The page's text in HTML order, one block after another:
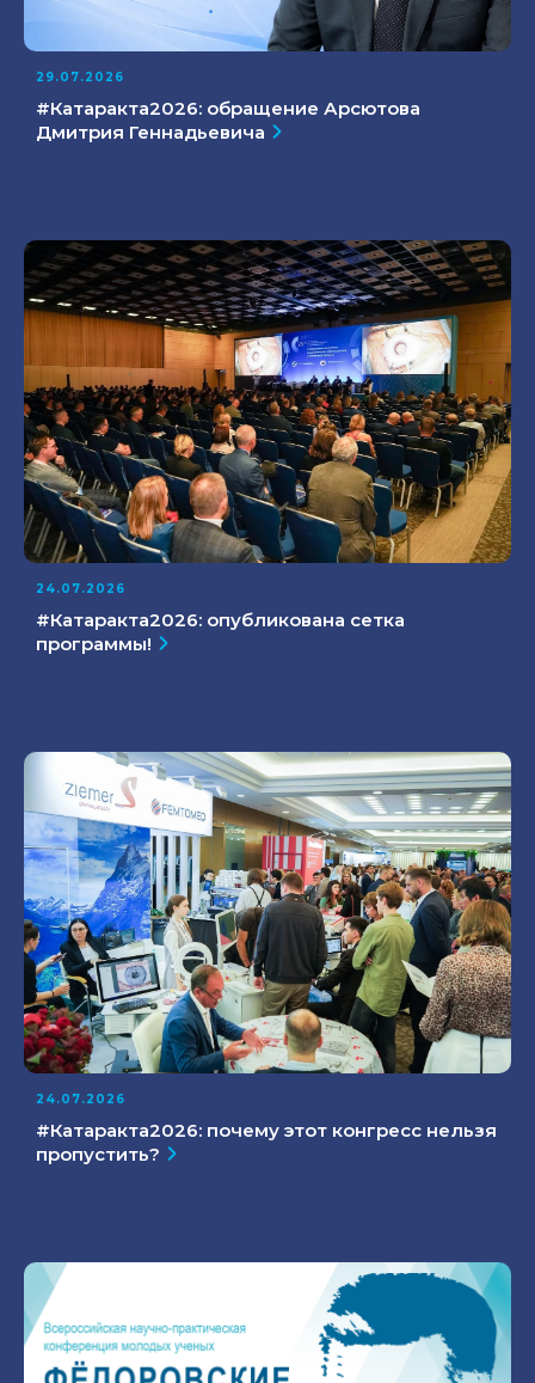
29.07.2026
#Катаракта2026: обращение Арсютова
Дмитрия Геннадьевича
24.07.2026
#Катаракта2026: опубликована сетка
программы!
24.07.2026
#Катаракта2026: почему этот конгресс нельзя
пропустить?